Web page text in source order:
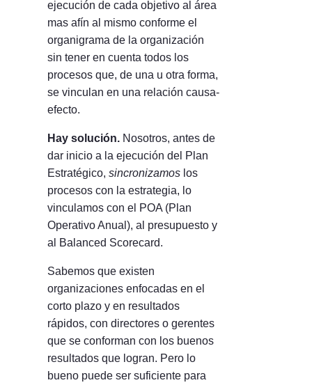
ejecución de cada objetivo al área
mas afín al mismo conforme el
organigrama de la organización
sin tener en cuenta todos los
procesos que, de una u otra forma,
se vinculan en una relación causa-
efecto.
Hay solución. Nosotros, antes de
dar inicio a la ejecución del Plan
Estratégico, sincronizamos los
procesos con la estrategia, lo
vinculamos con el POA (Plan
Operativo Anual), al presupuesto y
al Balanced Scorecard.
Sabemos que existen
organizaciones enfocadas en el
corto plazo y en resultados
rápidos, con directores o gerentes
que se conforman con los buenos
resultados que logran. Pero lo
bueno puede ser suficiente para